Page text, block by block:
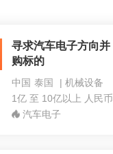
寻求汽车电子方向并
购标的
中国 泰国 | 机械设备
1亿 至 10亿以上 人民币
汽车电子